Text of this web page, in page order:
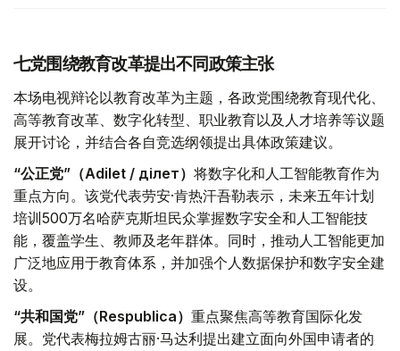
七党围绕教育改革提出不同政策主张
本场电视辩论以教育改革为主题，各政党围绕教育现代化、
高等教育改革、数字化转型、职业教育以及人才培养等议题
展开讨论，并结合各自竞选纲领提出具体政策建议。
“公正党”（Adilet / Әділет） 将数字化和人工智能教育作为
重点方向。该党代表劳安·肯热汗吾勒表示，未来五年计划
培训500万名哈萨克斯坦民众掌握数字安全和人工智能技
能，覆盖学生、教师及老年群体。同时，推动人工智能更加
广泛地应用于教育体系，并加强个人数据保护和数字安全建
设。
“共和国党”（Respublica） 重点聚焦高等教育国际化发
展。党代表梅拉姆古丽·马达利提出建立面向外国申请者的